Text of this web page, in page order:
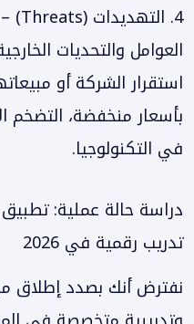
4. التهديدات (Threats) – عوامل خارجية
العوامل والتحديات
استقرار الشركة أو
بأسعار منخفضة، التضخم
في التكنولوجيا.
تدريب رقمية في 2026
نفترض أنك بصدد إطلاق